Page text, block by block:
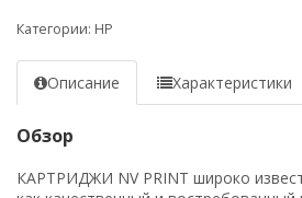
Категории: HP
Описание Характеристики
Обзор
КАРТРИДЖИ NV PRINT широко